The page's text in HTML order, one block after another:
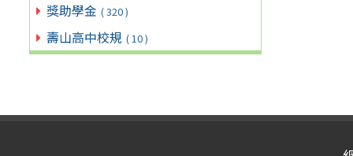
獎助學金 ( 320 )
壽山高中校規 ( 10 )